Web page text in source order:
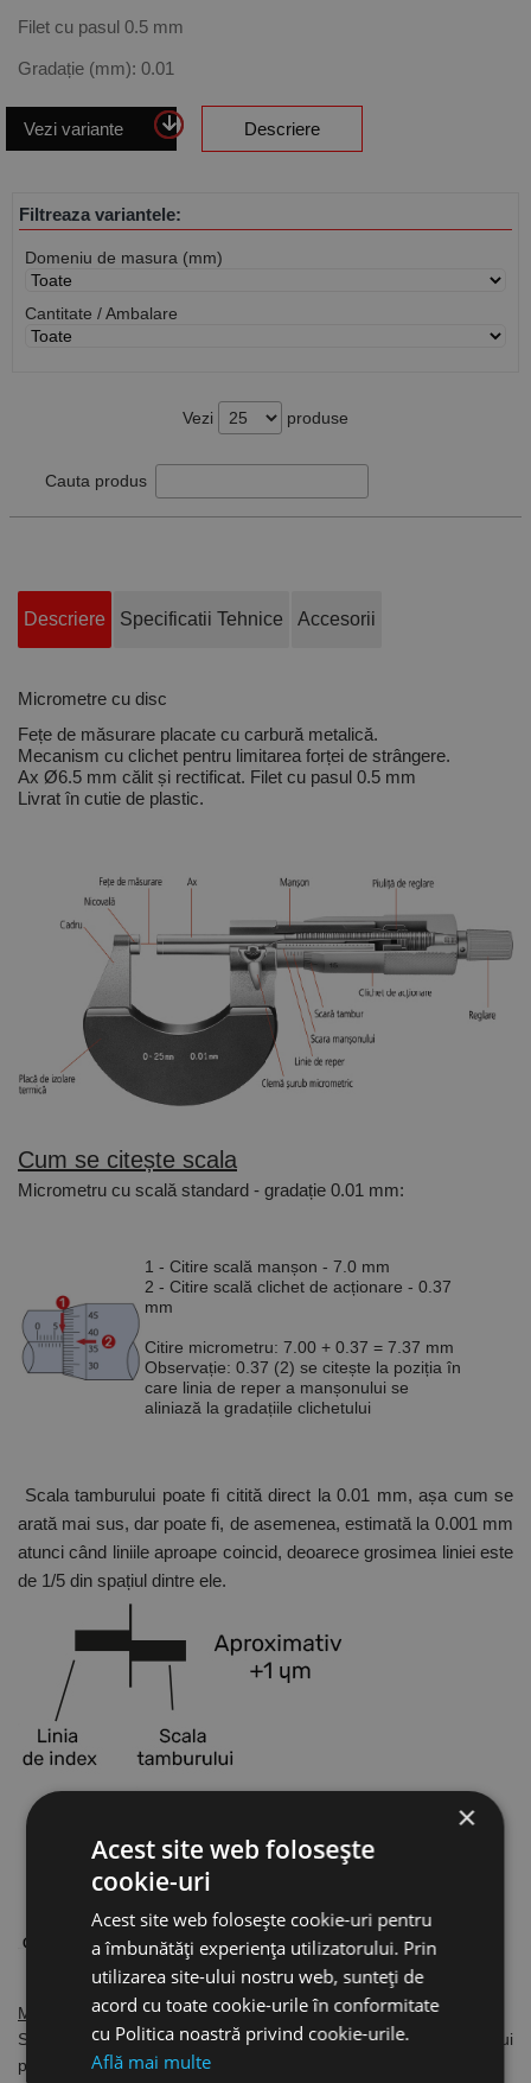
Filet cu pasul 0.5 mm
Gradație (mm): 0.01
Vezi variante Descriere
Filtreaza variantele:
Domeniu de masura (mm)
Cantitate / Ambalare
Vezi produse
Cauta produs
Descriere Specificatii Tehnice Accesorii
Micrometre cu disc
Fețe de măsurare placate cu carbură metalică.
Mecanism cu clichet pentru limitarea forței de strângere.
Ax Ø6.5 mm călit și rectificat. Filet cu pasul 0.5 mm
Livrat în cutie de plastic.
Cum se citește scala
Micrometru cu scală standard - gradație 0.01 mm:
1 - Citire scală manșon - 7.0 mm
2 - Citire scală clichet de acționare - 0.37
mm
Citire micrometru: 7.00 + 0.37 = 7.37 mm
Observație: 0.37 (2) se citește la poziția în
care linia de reper a manșonului se
aliniază la gradațiile clichetului
Scala tamburului poate fi citită direct la 0.01 mm, așa cum se
arată mai sus, dar poate fi, de asemenea, estimată la 0.001 mm
atunci când liniile aproape coincid, deoarece grosimea liniei este
de 1/5 din spațiul dintre ele.
Micrometru cu scală vernier - gradație 0.001 mm:
Scala vernier furnizată deasupra liniei de indexare a manșonului
permite
×
Acest site web folosește
cookie-uri
Acest site web folosește cookie-uri pentru
a îmbunătăți experiența utilizatorului. Prin
utilizarea site-ului nostru web, sunteți de
acord cu toate cookie-urile în conformitate
cu Politica noastră privind cookie-urile.
Află mai multe